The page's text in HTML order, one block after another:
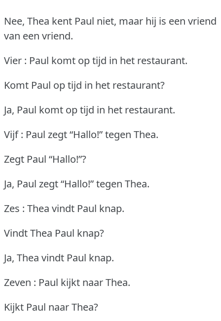
Nee, Thea kent Paul niet, maar hij is een vriend
van een vriend.
Vier : Paul komt op tijd in het restaurant.
Komt Paul op tijd in het restaurant?
Ja, Paul komt op tijd in het restaurant.
Vijf : Paul zegt “Hallo!” tegen Thea.
Zegt Paul “Hallo!”?
Ja, Paul zegt “Hallo!” tegen Thea.
Zes : Thea vindt Paul knap.
Vindt Thea Paul knap?
Ja, Thea vindt Paul knap.
Zeven : Paul kijkt naar Thea.
Kijkt Paul naar Thea?